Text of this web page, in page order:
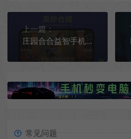
上一篇：
庄园合合益智手机游戏[Android][v8.1.1]
常见问题